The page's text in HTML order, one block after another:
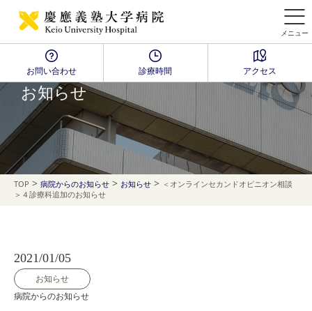
メニュー
お問い合わせ 診療時間 アクセス
NEWS
お知らせ
TOP > 病院からのお知らせ > お知らせ > ＜オンラインセカンドオピニオン相談
＞４診療科追加のお知らせ
2021/01/05
お知らせ
病院からのお知らせ